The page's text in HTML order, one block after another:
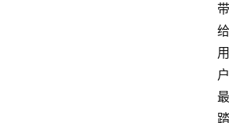
带
给
用
户
最
踏